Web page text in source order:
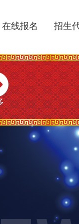
在线报名 招生